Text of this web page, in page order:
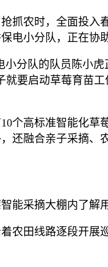
抓农时，全面投
小分队，正在协
分队的队员陈小
要启动草莓育苗
个高标准智能化
还融合亲子采摘
能采摘大棚内了
农田线路逐段开